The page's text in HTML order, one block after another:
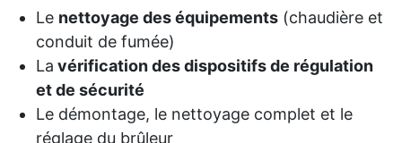
Le nettoyage des équipements(chaudière et
conduit de fumée)
La vérification des dispositifs de régulation
et de sécurité
Le démontage, le nettoyage complet et le
réglage du brûleur